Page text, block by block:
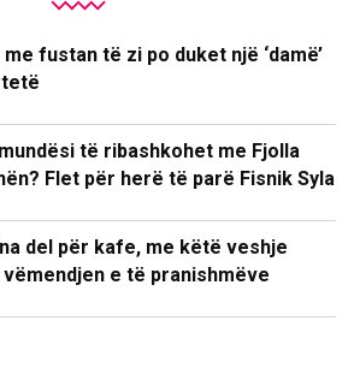
me fustan të zi po duket një ‘damë’
të ribashkohet me Fjolla
Flet për herë të parë Fisnik Syla
del për kafe, me këtë veshje
e të pranishmëve